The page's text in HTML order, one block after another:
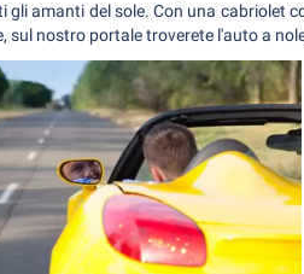
amanti del sole. Con una cabriolet
sul nostro portale troverete l'auto a